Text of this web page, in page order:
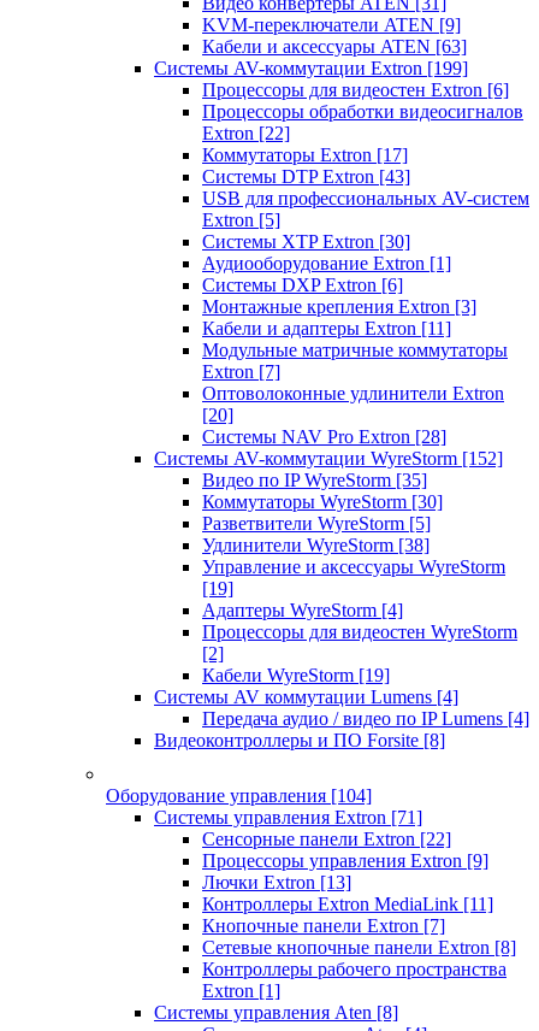
KVM-переключатели ATEN [9]
Кабели и аксессуары ATEN [63]
Системы AV-коммутации Extron [199]
Процессоры для видеостен Extron [6]
Процессоры обработки видеосигналов
Extron [22]
Коммутаторы Extron [17]
Системы DTP Extron [43]
USB для профессиональных AV-систем
Extron [5]
Системы XTP Extron [30]
Аудиооборудование Extron [1]
Системы DXP Extron [6]
Монтажные крепления Extron [3]
Кабели и адаптеры Extron [11]
Модульные матричные коммутаторы
Extron [7]
Оптоволоконные удлинители Extron
[20]
Системы NAV Pro Extron [28]
Системы AV-коммутации WyreStorm [152]
Видео по IP WyreStorm [35]
Коммутаторы WyreStorm [30]
Разветвители WyreStorm [5]
Удлинители WyreStorm [38]
Управление и аксессуары WyreStorm
[19]
Адаптеры WyreStorm [4]
Процессоры для видеостен WyreStorm
[2]
Кабели WyreStorm [19]
Системы AV коммутации Lumens [4]
Передача аудио / видео по IP Lumens [4]
Видеоконтроллеры и ПО Forsite [8]
Оборудование управления [104]
Системы управления Extron [71]
Сенсорные панели Extron [22]
Процессоры управления Extron [9]
Лючки Extron [13]
Контроллеры Extron MediaLink [11]
Кнопочные панели Extron [7]
Сетевые кнопочные панели Extron [8]
Контроллеры рабочего пространства
Extron [1]
Системы управления Aten [8]